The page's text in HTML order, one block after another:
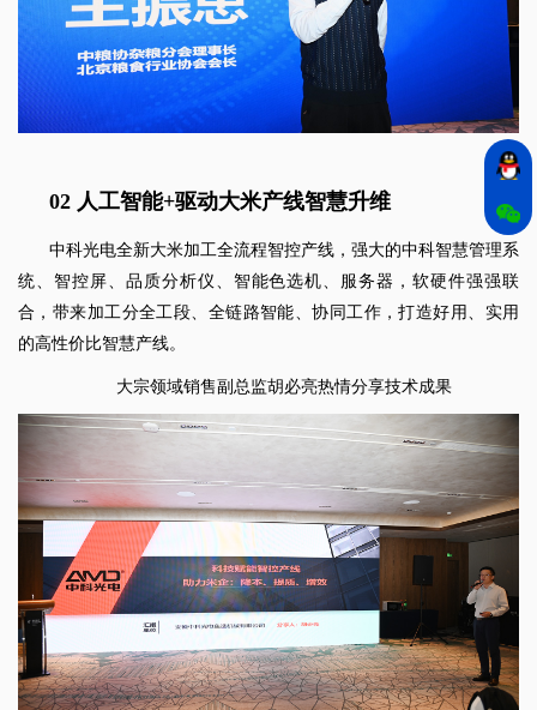
02 人工智能+驱动大米产线智慧升维
中科光电全新大米加工全流程智控产线，强大的中科智慧管理系
统、智控屏、品质分析仪、智能色选机、服务器，软硬件强强联
合，带来加工分全工段、全链路智能、协同工作，打造好用、实用
的高性价比智慧产线。
大宗领域销售副总监胡必亮热情分享技术成果